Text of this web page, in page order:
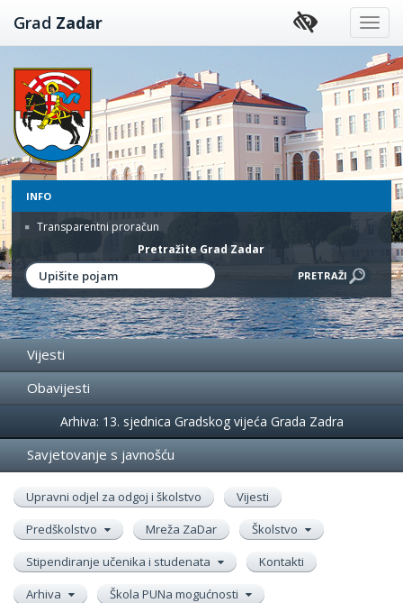
Preskoči
na
Grad Zadar
INFO
Transparentni proračun
Pretražite Grad Zadar
Vijesti
Obavijesti
Događanja
Arhiva: 13. sjednica Gradskog vijeća Grada Zadra
Savjetovanje s javnošću
Upravni odjel za odgoj i školstvo
Vijesti
Predškolstvo
Mreža ZaDar
Školstvo
Stipendiranje učenika i studenata
Kontakti
Arhiva
Škola PUNa mogućnosti